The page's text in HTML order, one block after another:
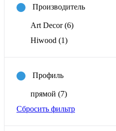
Производитель
Art Decor(6)
Hiwood (1)
Профиль
прямой (7)
Сбросить фильтр